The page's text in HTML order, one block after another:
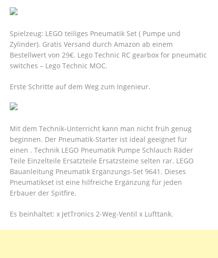
Spielzeug: LEGO teiliges Pneumatik Set ( Pumpe und
Zylinder). Gratis Versand durch Amazon ab einem
Bestellwert von 29€. Lego Technic RC gearbox for pneumatic
switches – Lego Technic MOC.
Erste Schritte auf dem Weg zum Ingenieur.
Mit dem Technik-Unterricht kann man nicht früh genug
beginnen. Der Pneumatik-Starter ist ideal geeignet für
einen . Technik LEGO Pneumatik Pumpe Schlauch Räder
Teile Einzelteile Ersatzteile Ersatzsteine selten rar. LEGO
Bauanleitung Pneumatik Ergänzungs-Set 9641. Dieses
Pneumatikset ist eine hilfreiche Ergänzung für jeden
Erbauer der Spitfire.
Es beinhaltet: x JetTronics 2-Weg-Ventil x Lufttank.